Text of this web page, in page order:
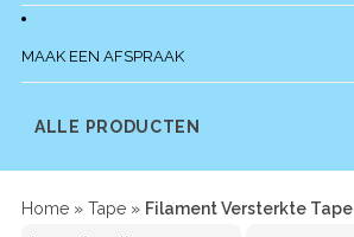
MAAK EEN AFSPRAAK
ALLE PRODUCTEN
Home » Tape » Filament Versterkte Tape